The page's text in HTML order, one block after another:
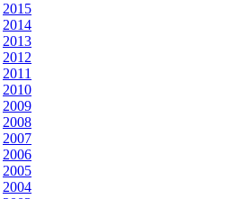
2015
2014
2013
2012
2011
2010
2009
2008
2007
2006
2005
2004